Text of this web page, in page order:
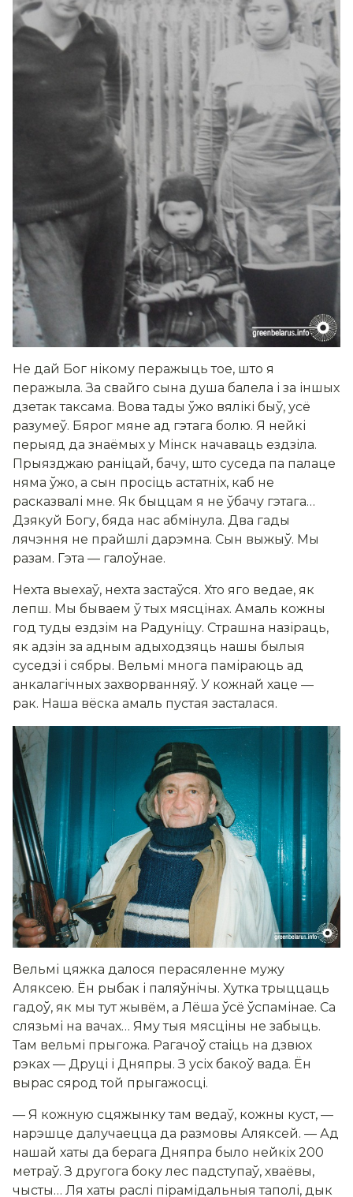
Не дай Бог нікому перажыць тое, што я
перажыла. За свайго сына душа балела і за іншых
дзетак таксама. Вова тады ўжо вялікі быў, усё
разумеў. Бярог мяне ад гэтага болю. Я нейкі
перыяд да знаёмых у Мінск начаваць ездзіла.
Прыязджаю раніцай, бачу, што суседа па палаце
няма ўжо, а сын просіць астатніх, каб не
расказвалі мне. Як быццам я не ўбачу гэтага…
Дзякуй Богу, бяда нас абмінула. Два гады
лячэння не прайшлі дарэмна. Сын выжыў. Мы
разам. Гэта — галоўнае.
Нехта выехаў, нехта застаўся. Хто яго ведае, як
лепш. Мы бываем ў тых мясцінах. Амаль кожны
год туды ездзім на Радуніцу. Страшна назіраць,
як адзін за адным адыходзяць нашы былыя
суседзі і сябры. Вельмі многа паміраюць ад
анкалагічных захворванняў. У кожнай хаце —
рак. Наша вёска амаль пустая засталася.
Вельмі цяжка далося перасяленне мужу
Аляксею. Ён рыбак і паляўнічы. Хутка трыццаць
гадоў, як мы тут жывём, а Лёша ўсё ўспамінае. Са
слязьмі на вачах… Яму тыя мясціны не забыць.
Там вельмі прыгожа. Рагачоў стаіць на дзвюх
рэках — Друці і Дняпры. З усіх бакоў вада. Ён
вырас сярод той прыгажосці.
— Я кожную сцяжынку там ведаў, кожны куст, —
нарэшце далучаецца да размовы Аляксей. — Ад
нашай хаты да берага Дняпра было нейкіх 200
метраў. З другога боку лес падступаў, хваёвы,
чысты… Ля хаты раслі пірамідальныя таполі, дык